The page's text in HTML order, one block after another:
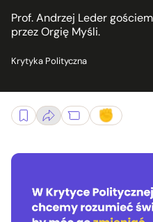
Prof. Andrzej Leder
przez Orgię Myśli.
Krytyka Polityczna